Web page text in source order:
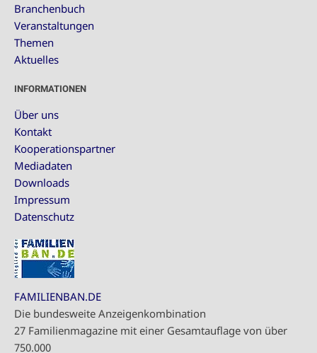
Branchenbuch
Veranstaltungen
Themen
Aktuelles
INFORMATIONEN
Über uns
Kontakt
Kooperationspartner
Mediadaten
Downloads
Impressum
Datenschutz
FAMILIENBAN.DE
Die bundesweite Anzeigenkombination
27 Familienmagazine mit einer Gesamtauflage von über
750.000